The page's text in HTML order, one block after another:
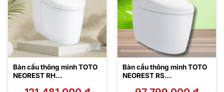
Bàn cầu thông minh TOTO
NEOREST RH
Bàn cầu thông minh TOTO
NEOREST RS